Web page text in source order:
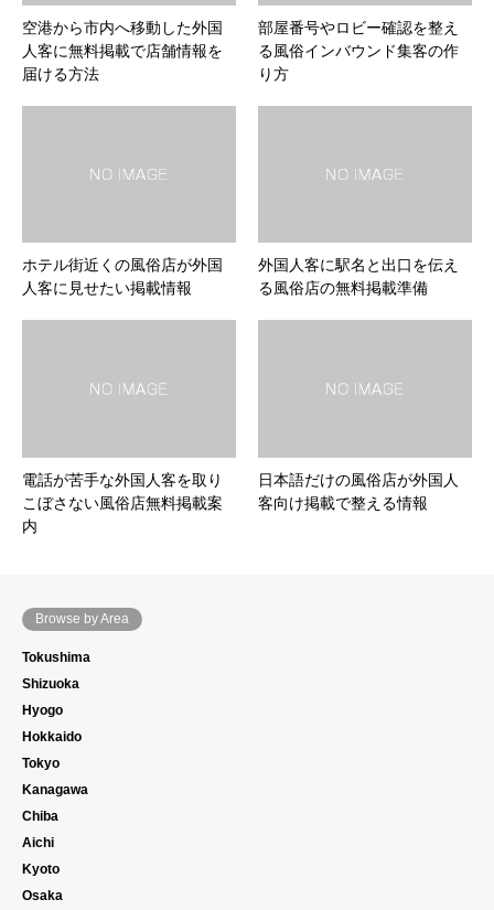
空港から市内へ移動した外国
人客に無料掲載で店舗情報を
届ける方法
部屋番号やロビー確認を整え
る風俗インバウンド集客の作
り方
ホテル街近くの風俗店が外国
人客に見せたい掲載情報
外国人客に駅名と出口を伝え
る風俗店の無料掲載準備
電話が苦手な外国人客を取り
こぼさない風俗店無料掲載案
内
日本語だけの風俗店が外国人
客向け掲載で整える情報
Browse by Area
Tokushima
Shizuoka
Hyogo
Hokkaido
Tokyo
Kanagawa
Chiba
Aichi
Kyoto
Osaka